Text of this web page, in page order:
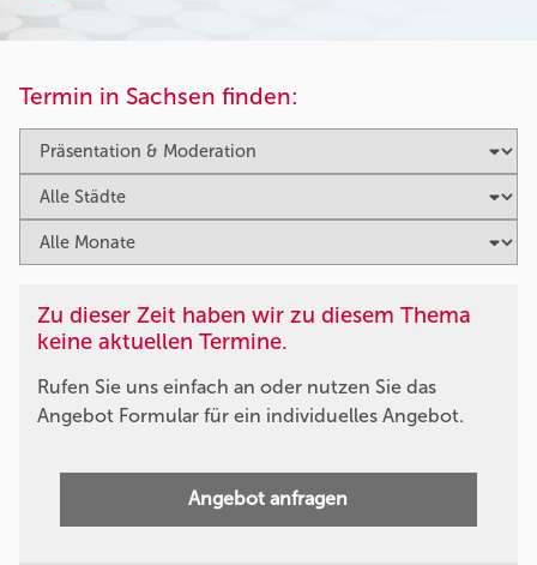
Termin in Sachsen finden:
Zu dieser Zeit haben wir zu diesem Thema
keine aktuellen Termine.
Rufen Sie uns einfach an oder nutzen Sie das
Angebot Formular für ein individuelles Angebot.
Angebot anfragen